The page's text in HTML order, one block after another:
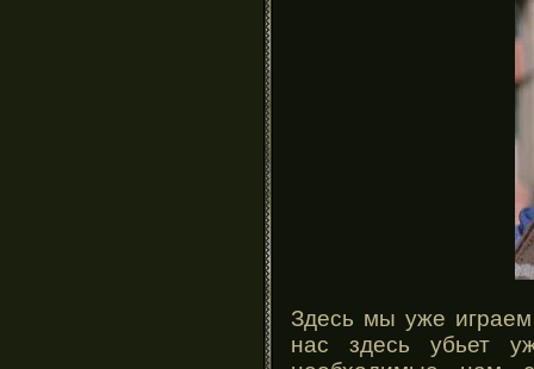
Здесь мы уже играем
нас здесь убьет